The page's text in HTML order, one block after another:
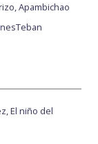
Apambichao
El niño del